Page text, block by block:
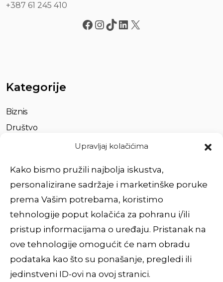
Upravljaj kolačićima
Kako bismo pružili najbolja iskustva,
personalizirane sadržaje i marketinške poruke
prema Vašim potrebama, koristimo
tehnologije poput kolačića za pohranu i/ili
pristup informacijama o uređaju. Pristanak na
ove tehnologije omogućit će nam obradu
podataka kao što su ponašanje, pregledi ili
jedinstveni ID-ovi na ovoj stranici.
+387 61 245 410
Kategorije
Biznis
Društvo
Brzi linkovi
O nama
Usluge
Impressum
Povežimo se